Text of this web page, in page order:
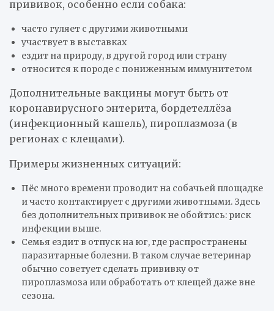
прививок, особенно если собака:
часто гуляет с другими животными
участвует в выставках
ездит на природу, в другой город или страну
относится к породе с пониженным иммунитетом
Дополнительные вакцины могут быть от
коронавирусного энтерита, бордетеллёза
(инфекционный кашель), пироплазмоза (в
регионах с клещами).
Примеры жизненных ситуаций:
Пёс много времени проводит на собачьей площадке
и часто контактирует с другими животными. Здесь
без дополнительных прививок не обойтись: риск
инфекции выше.
Семья ездит в отпуск на юг, где распространены
паразитарные болезни. В таком случае ветеринар
обычно советует сделать прививку от
пироплазмоза или обработать от клещей даже вне
сезона.